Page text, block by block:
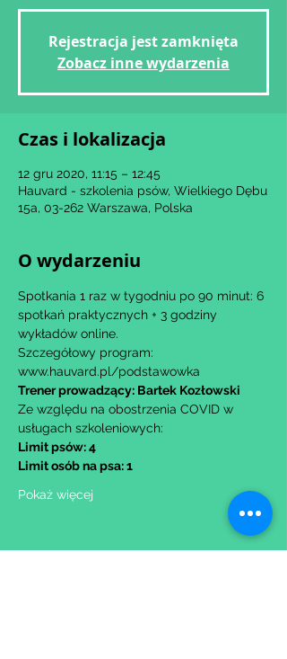
Rejestracja jest zamknięta
Zobacz inne wydarzenia
Czas i lokalizacja
12 gru 2020, 11:15 – 12:45
Hauvard - szkolenia psów, Wielkiego Dębu
15a, 03-262 Warszawa, Polska
O wydarzeniu
Spotkania 1 raz w tygodniu po 90 minut: 6
spotkań praktycznych + 3 godziny
wykładów online.
Szczegółowy program:
www.hauvard.pl/podstawowka
Trener prowadzący: Bartek Kozłowski
Ze względu na obostrzenia COVID w
usługach szkoleniowych:
Limit psów: 4
Limit osób na psa: 1
Pokaż więcej